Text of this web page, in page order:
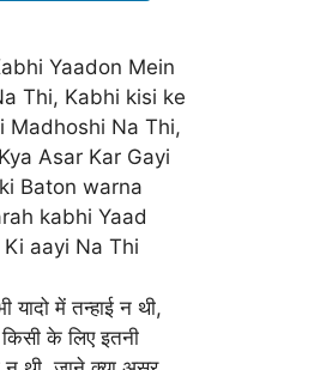
Yaadon Mein
Thi, Kabhi kisi ke
Madhoshi Na Thi,
Asar Kar Gayi
Baton warna
kabhi Yaad
Ki aayi Na Thi
यादो में तन्हाई न थी,
के लिए इतनी